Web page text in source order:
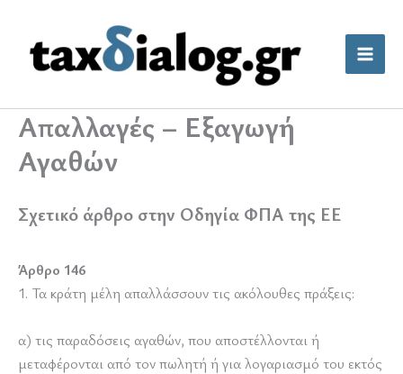
περιεχόμενο
Απαλλαγές – Εξαγωγή
Αγαθών
Σχετικό άρθρο στην Οδηγία ΦΠΑ της ΕΕ
Άρθρο 146
1. Τα κράτη μέλη απαλλάσσουν τις ακόλουθες πράξεις:
α) τις παραδόσεις αγαθών, που αποστέλλονται ή
μεταφέρονται από τον πωλητή ή για λογαριασμό του εκτός